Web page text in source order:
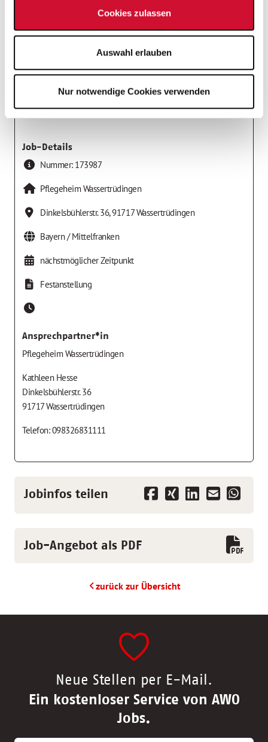
Cookies zulassen
Auswahl erlauben
Nur notwendige Cookies verwenden
AWO Kreisverband Mittelfranken-Süd e.V.
Job-Details
Nummer: 173987
Pflegeheim Wassertrüdingen
Dinkelsbühlerstr. 36,91717 Wassertrüdingen
Bayern / Mittelfranken
nächstmöglicher Zeitpunkt
Festanstellung
Ansprechpartner*in
Pflegeheim Wassertrüdingen
Kathleen Hesse
Dinkelsbühlerstr. 36
91717 Wassertrüdingen
Telefon: 098326831111
Jobinfos teilen
Job-Angebot als PDF
zurück zur Übersicht
Neue Stellen per E-Mail.
Ein kostenloser Service von AWO
Jobs.